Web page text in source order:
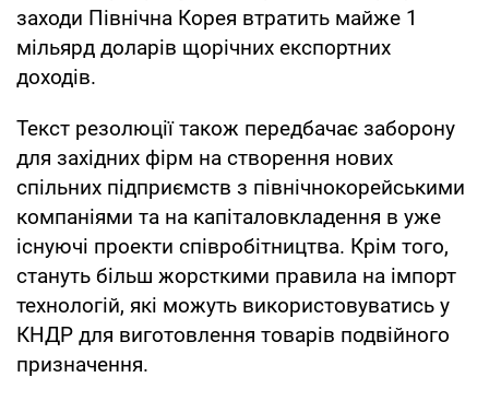
заходи Північна Корея втратить майже 1
мільярд доларів щорічних експортних
доходів.
Текст резолюції також передбачає заборону
для західних фірм на створення нових
спільних підприємств з північнокорейськими
компаніями та на капіталовкладення в уже
існуючі проекти співробітництва. Крім того,
стануть більш жорсткими правила на імпорт
технологій, які можуть використовуватись у
КНДР для виготовлення товарів подвійного
призначення.